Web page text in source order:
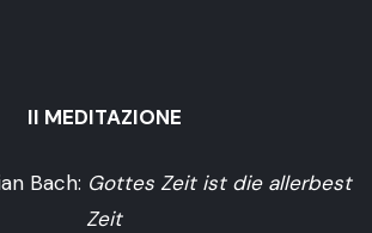
II MEDITAZIONE
Bach: Gottes Zeit ist die allerbest
Zeit